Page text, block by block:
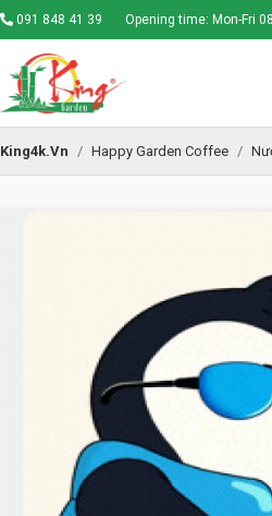
091 848 41 39 Opening time: Mon-Fri
King4k.vn Happy Garden Coffee